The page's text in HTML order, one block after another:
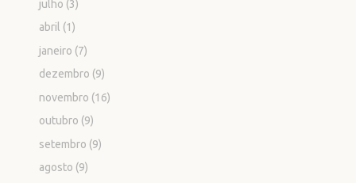
julho (3)
abril (1)
janeiro (7)
dezembro (9)
novembro (16)
outubro (9)
setembro (9)
agosto (9)